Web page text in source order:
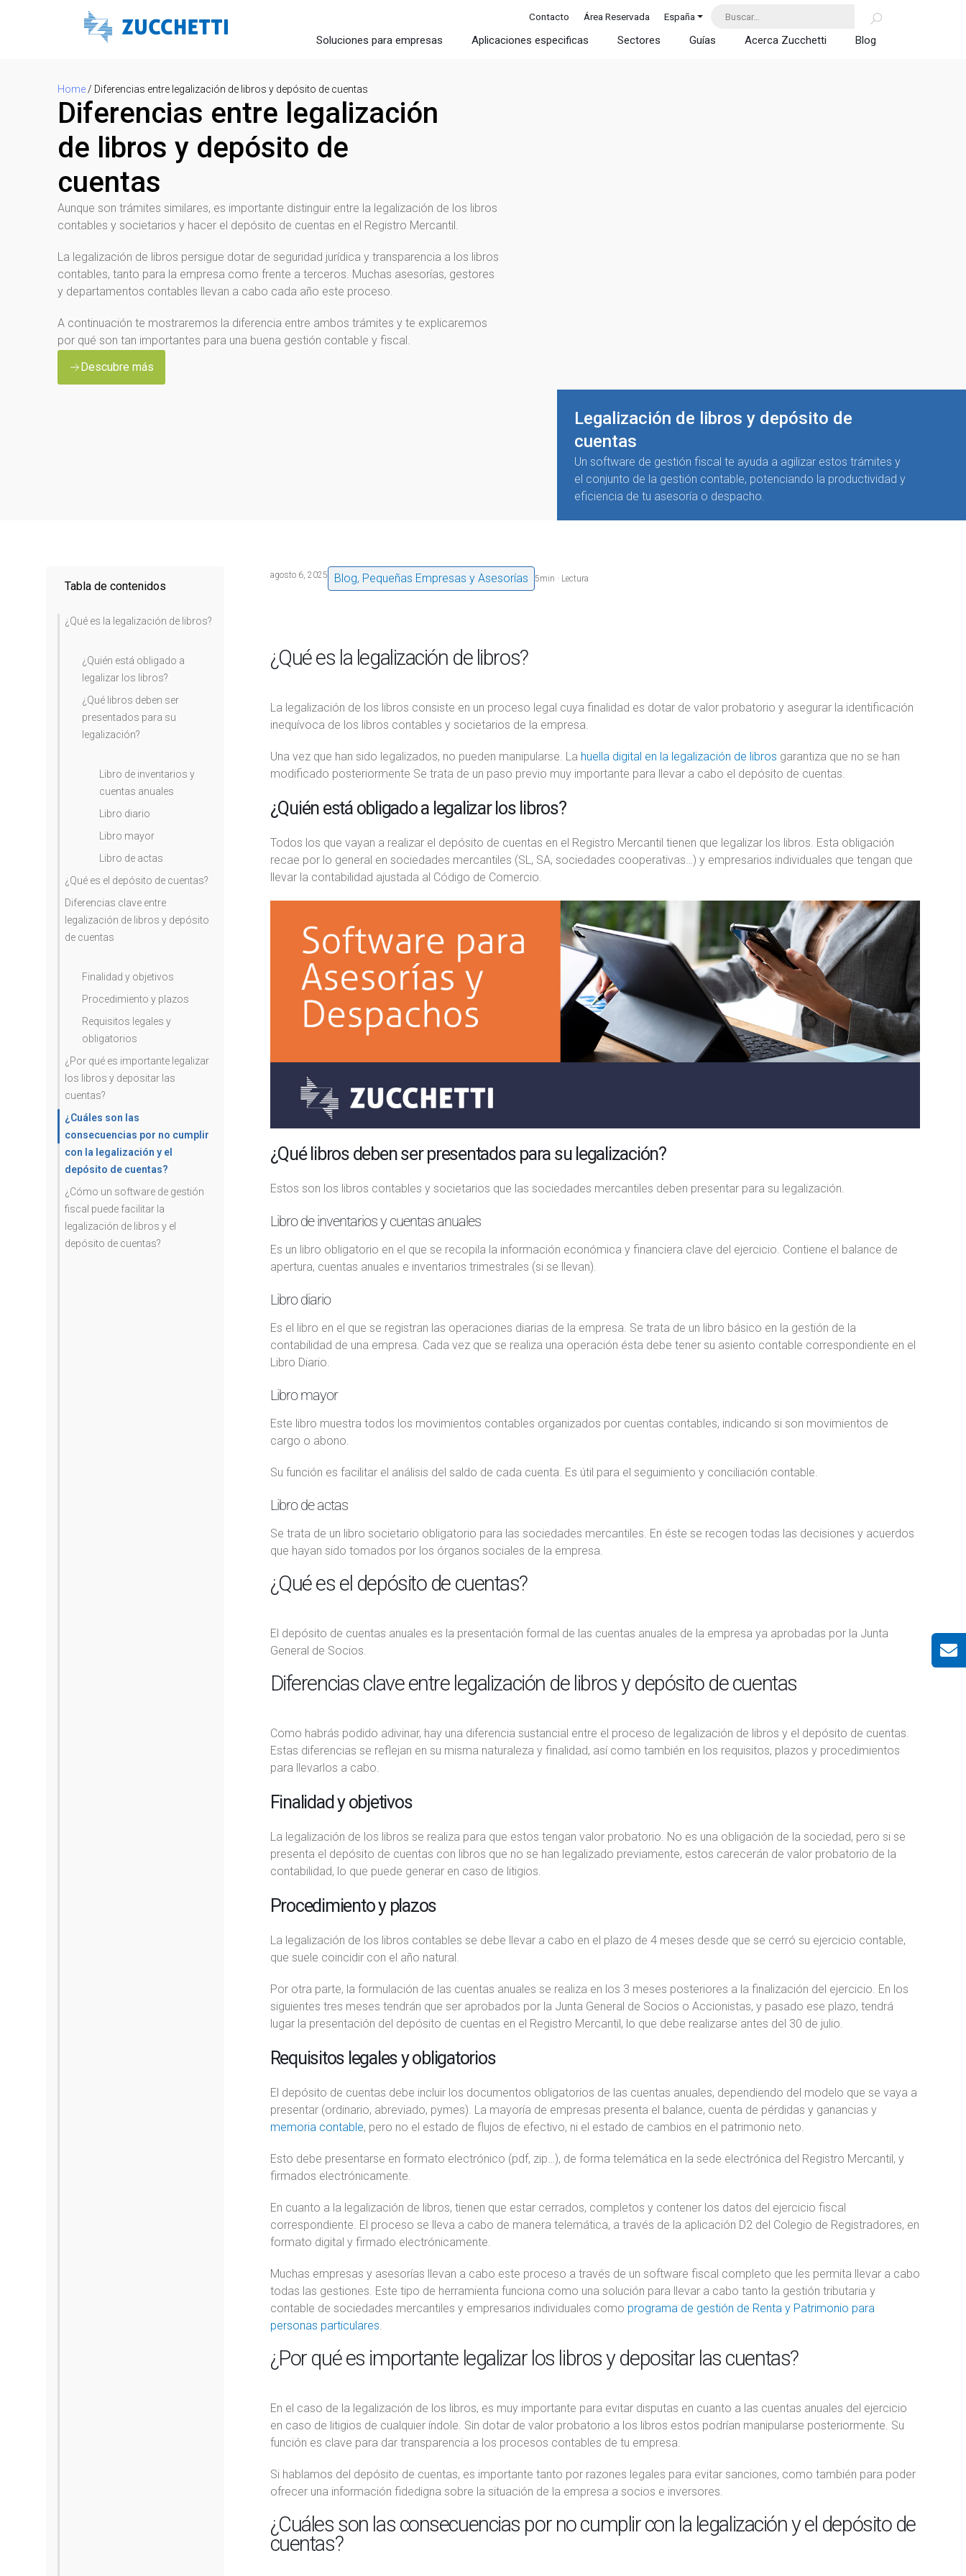
Contacto Área Reservada España
Soluciones para empresas Aplicaciones especificas Sectores Guías Acerca Zucchetti Blog
Home / Diferencias entre legalización de libros y depósito de cuentas
Diferencias entre legalización
de libros y depósito de
cuentas
Aunque son trámites similares, es importante distinguir entre la legalización de los libros
contables y societarios y hacer el depósito de cuentas en el Registro Mercantil.
La legalización de libros persigue dotar de seguridad jurídica y transparencia a los libros
contables, tanto para la empresa como frente a terceros. Muchas asesorías, gestores
y departamentos contables llevan a cabo cada año este proceso.
A continuación te mostraremos la diferencia entre ambos trámites y te explicaremos
por qué son tan importantes para una buena gestión contable y fiscal.
Descubre más
Legalización de libros y depósito de
cuentas
Un software de gestión fiscal te ayuda a agilizar estos trámites y
el conjunto de la gestión contable, potenciando la productividad y
eficiencia de tu asesoría o despacho.
Tabla de contenidos
¿Qué es la legalización de libros?
¿Quién está obligado a
legalizar los libros?
¿Qué libros deben ser
presentados para su
legalización?
Libro de inventarios y
cuentas anuales
Libro diario
Libro mayor
Libro de actas
¿Qué es el depósito de cuentas?
Diferencias clave entre
legalización de libros y depósito
de cuentas
Finalidad y objetivos
Procedimiento y plazos
Requisitos legales y
obligatorios
¿Por qué es importante legalizar
los libros y depositar las
cuentas?
¿Cuáles son las
consecuencias por no cumplir
con la legalización y el
depósito de cuentas?
¿Cómo un software de gestión
fiscal puede facilitar la
legalización de libros y el
depósito de cuentas?
agosto 6, 2025 Blog, Pequeñas Empresas y Asesorías 5min · Lectura
¿Qué es la legalización de libros?
La legalización de los libros consiste en un proceso legal cuya finalidad es dotar de valor probatorio y asegurar la identificación
inequívoca de los libros contables y societarios de la empresa.
Una vez que han sido legalizados, no pueden manipularse. La huella digital en la legalización de libros garantiza que no se han
modificado posteriormente Se trata de un paso previo muy importante para llevar a cabo el depósito de cuentas.
¿Quién está obligado a legalizar los libros?
Todos los que vayan a realizar el depósito de cuentas en el Registro Mercantil tienen que legalizar los libros. Esta obligación
recae por lo general en sociedades mercantiles (SL, SA, sociedades cooperativas…) y empresarios individuales que tengan que
llevar la contabilidad ajustada al Código de Comercio.
¿Qué libros deben ser presentados para su legalización?
Estos son los libros contables y societarios que las sociedades mercantiles deben presentar para su legalización.
Libro de inventarios y cuentas anuales
Es un libro obligatorio en el que se recopila la información económica y financiera clave del ejercicio. Contiene el balance de
apertura, cuentas anuales e inventarios trimestrales (si se llevan).
Libro diario
Es el libro en el que se registran las operaciones diarias de la empresa. Se trata de un libro básico en la gestión de la
contabilidad de una empresa. Cada vez que se realiza una operación ésta debe tener su asiento contable correspondiente en el
Libro Diario.
Libro mayor
Este libro muestra todos los movimientos contables organizados por cuentas contables, indicando si son movimientos de
cargo o abono.
Su función es facilitar el análisis del saldo de cada cuenta. Es útil para el seguimiento y conciliación contable.
Libro de actas
Se trata de un libro societario obligatorio para las sociedades mercantiles. En éste se recogen todas las decisiones y acuerdos
que hayan sido tomados por los órganos sociales de la empresa.
¿Qué es el depósito de cuentas?
El depósito de cuentas anuales es la presentación formal de las cuentas anuales de la empresa ya aprobadas por la Junta
General de Socios.
Diferencias clave entre legalización de libros y depósito de cuentas
Como habrás podido adivinar, hay una diferencia sustancial entre el proceso de legalización de libros y el depósito de cuentas.
Estas diferencias se reflejan en su misma naturaleza y finalidad, así como también en los requisitos, plazos y procedimientos
para llevarlos a cabo.
Finalidad y objetivos
La legalización de los libros se realiza para que estos tengan valor probatorio. No es una obligación de la sociedad, pero si se
presenta el depósito de cuentas con libros que no se han legalizado previamente, estos carecerán de valor probatorio de la
contabilidad, lo que puede generar en caso de litigios.
Procedimiento y plazos
La legalización de los libros contables se debe llevar a cabo en el plazo de 4 meses desde que se cerró su ejercicio contable,
que suele coincidir con el año natural.
Por otra parte, la formulación de las cuentas anuales se realiza en los 3 meses posteriores a la finalización del ejercicio. En los
siguientes tres meses tendrán que ser aprobados por la Junta General de Socios o Accionistas, y pasado ese plazo, tendrá
lugar la presentación del depósito de cuentas en el Registro Mercantil, lo que debe realizarse antes del 30 de julio.
Requisitos legales y obligatorios
El depósito de cuentas debe incluir los documentos obligatorios de las cuentas anuales, dependiendo del modelo que se vaya a
presentar (ordinario, abreviado, pymes). La mayoría de empresas presenta el balance, cuenta de pérdidas y ganancias y
memoria contable, pero no el estado de flujos de efectivo, ni el estado de cambios en el patrimonio neto.
Esto debe presentarse en formato electrónico (pdf, zip…), de forma telemática en la sede electrónica del Registro Mercantil, y
firmados electrónicamente.
En cuanto a la legalización de libros, tienen que estar cerrados, completos y contener los datos del ejercicio fiscal
correspondiente. El proceso se lleva a cabo de manera telemática, a través de la aplicación D2 del Colegio de Registradores, en
formato digital y firmado electrónicamente.
Muchas empresas y asesorías llevan a cabo este proceso a través de un software fiscal completo que les permita llevar a cabo
todas las gestiones. Este tipo de herramienta funciona como una solución para llevar a cabo tanto la gestión tributaria y
contable de sociedades mercantiles y empresarios individuales como programa de gestión de Renta y Patrimonio para
personas particulares
¿Por qué es importante legalizar los libros y depositar las cuentas?
En el caso de la legalización de los libros, es muy importante para evitar disputas en cuanto a las cuentas anuales del ejercicio
en caso de litigios de cualquier índole. Sin dotar de valor probatorio a los libros estos podrían manipularse posteriormente. Su
función es clave para dar transparencia a los procesos contables de tu empresa.
Si hablamos del depósito de cuentas, es importante tanto por razones legales para evitar sanciones, como también para poder
ofrecer una información fidedigna sobre la situación de la empresa a socios e inversores.
¿Cuáles son las consecuencias por no cumplir con la legalización y el depósito de
cuentas?